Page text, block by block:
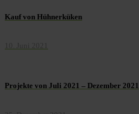
Kauf von Hühnerküken
Projekte von Juli 2021 – Dezember 2021